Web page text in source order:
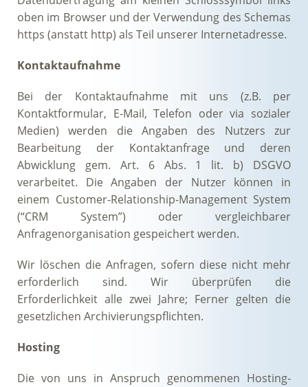
oben im Browser und der Verwendung des Schemas
https (anstatt http) als Teil unserer Internetadresse.
Kontaktaufnahme
Bei der Kontaktaufnahme mit uns (z.B. per
Kontaktformular, E-Mail, Telefon oder via sozialer
Medien) werden die Angaben des Nutzers zur
Bearbeitung der Kontaktanfrage und deren
Abwicklung gem. Art. 6 Abs. 1 lit. b) DSGVO
verarbeitet. Die Angaben der Nutzer können in
einem Customer-Relationship-Management System
(“CRM System”) oder vergleichbarer
Anfragenorganisation gespeichert werden.
Wir löschen die Anfragen, sofern diese nicht mehr
erforderlich sind. Wir überprüfen die
Erforderlichkeit alle zwei Jahre; Ferner gelten die
gesetzlichen Archivierungspflichten.
Hosting
Die von uns in Anspruch genommenen Hosting-